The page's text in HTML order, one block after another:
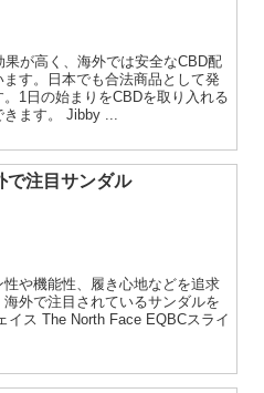
が高く、海外では安全なCBD配
す。日本でも合法商品として発
1日の始まりをCBDを取り入れる
ます。 Jibby ...
で注目サンダル
や機能性、履き心地などを追求
外で注目されているサンダルを
イス The North Face EQBCスライ